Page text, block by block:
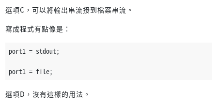
選項C，可以將輸出串流接到檔案串流。
寫成程式有點像是：
port1 = stdout;
port1 = file;
選項D，沒有這樣的用法。